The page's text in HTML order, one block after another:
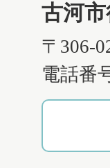
古河
〒306-
電話番